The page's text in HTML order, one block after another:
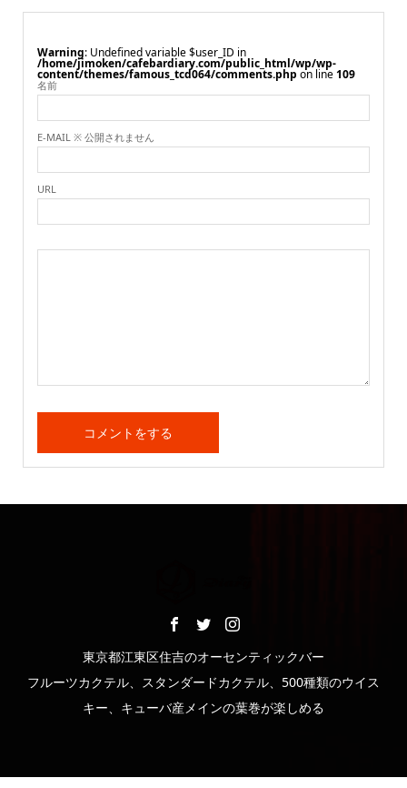
Warning : Undefined variable $user_ID in
/home/jimoken/cafebardiary.com/public_html/wp/wp-
content/themes/famous_tcd064/comments.php on line109
名前
E-MAIL ※ 公開されません
URL
東京都江東区住吉のオーセンティックバー
フルーツカクテル、スタンダードカクテル、500種類のウイス
キー、キューバ産メインの葉巻が楽しめる